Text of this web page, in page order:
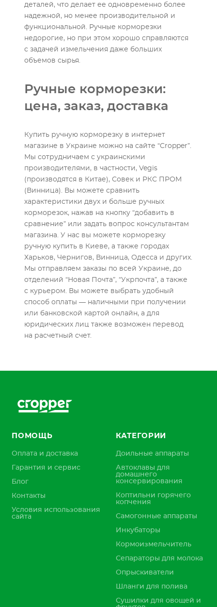
деталей, что делает ее одновременно более
надежной, но менее производительной и
функциональной. Ручные корморезки
недорогие, но при этом хорошо справляются
с задачей измельчения даже больших
объемов сырья.
Ручные корморезки:
цена, заказ, доставка
Купить ручную корморезку в интернет
магазине в Украине можно на сайте “Cropper”.
Мы сотрудничаем с украинскими
производителями, в частности, Vegis
(производятся в Китае), Совек и РКС ПРОМ
(Винница). Вы можете сравнить
характеристики двух и больше ручных
корморезок, нажав на кнопку “добавить в
сравнение” или задать вопрос консультантам
магазина. У нас вы можете корморезку
ручную купить в Киеве, а также городах
Харьков, Чернигов, Винница, Одесса и других.
Мы отправляем заказы по всей Украине, до
отделений “Новая Почта”, “Укрпочта”, а также
с курьером. Вы можете выбрать удобный
способ оплаты — наличными при получении
или банковской картой онлайн, а для
юридических лиц также возможен перевод
на расчетный счет.
ПОМОЩЬ
Оплата и доставка
Гарантия и сервис
Блог
Контакты
Условия использования
сайта
КАТЕГОРИИ
Доильные аппараты
Автоклавы для
домашнего
консервирования
Коптильни горячего
копчения
Самогонные аппараты
Инкубаторы
Кормоизмельчитель
Сепараторы для молока
Опрыскиватели
Шланги для полива
Сушилки для овощей и